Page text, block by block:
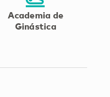
Academia de
Ginástica